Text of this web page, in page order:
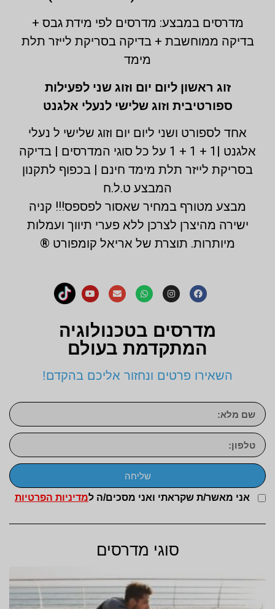
מדרסים במבצע: מדרסים לפי מידת גבס +
בדיקה ממוחשבת + בדיקה בסריקת לייזר תלת
מימד
זוג ראשון ליום יום וזוג שני לפעילות
ספורטיבית וזוג שלישי לנעלי אלגנט
אחד לספורט ושני ליום יום וזוג שלישי ל נעלי
אלגנט |1 + 1 + 1 על כל סוגי המדרסים | בדיקה
בסריקת לייזר תלת מימד חינם | בכפוף לתקנון
המבצע ט.ל.ח
מבצע מטורף במחיר שאסור לפספס!!! קניה
ישירה מהיצרן לצרכן ללא פערי תיווך ועמלות
מיותרות. תוצרת של אריאל קומפורט ®
מדרסים בטכנולוגיה
המתקדמת בעולם
השאירו פרטים ונחזור אליכם בהקדם!
אני מאשר/ת שקראתי ואני מסכים/ה למדיניות הפרטיות
שליחה
סוגי מדרסים